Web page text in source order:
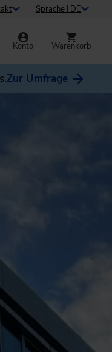
Sprache | DE
Konto Warenkorb
Zur Umfrage